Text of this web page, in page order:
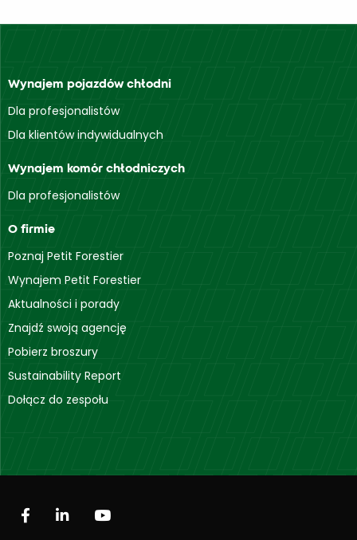
Wynajem pojazdów chłodni
Dla profesjonalistów
Dla klientów indywidualnych
Wynajem komór chłodniczych
Dla profesjonalistów
O firmie
Poznaj Petit Forestier
Wynajem Petit Forestier
Aktualności i porady
Znajdź swoją agencję
Pobierz broszury
Sustainability Report
Dołącz do zespołu